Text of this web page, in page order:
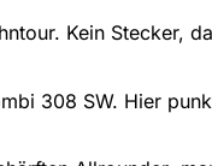
Kein Stecker,
308 SW. Hier